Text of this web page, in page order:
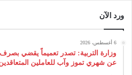
ورد الآن
6 أغسطس، 2026
وزارة التربية: تصدر تعميماً يقضي
عن شهري تموز وآب للعاملين